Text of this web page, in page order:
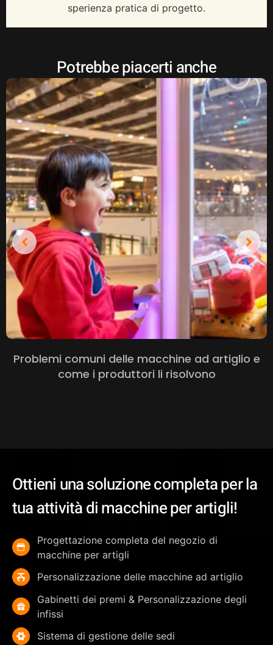
sperienza pratica di progetto.
Potrebbe piacerti anche
Problemi comuni delle macchine ad artiglio e
come i produttori li risolvono
Ottieni una soluzione completa per la
tua attività di macchine per artigli!
Progettazione completa del negozio di
macchine per artigli
Personalizzazione delle macchine ad artiglio
Gabinetti dei premi & Personalizzazione degli
infissi
Sistema di gestione delle sedi